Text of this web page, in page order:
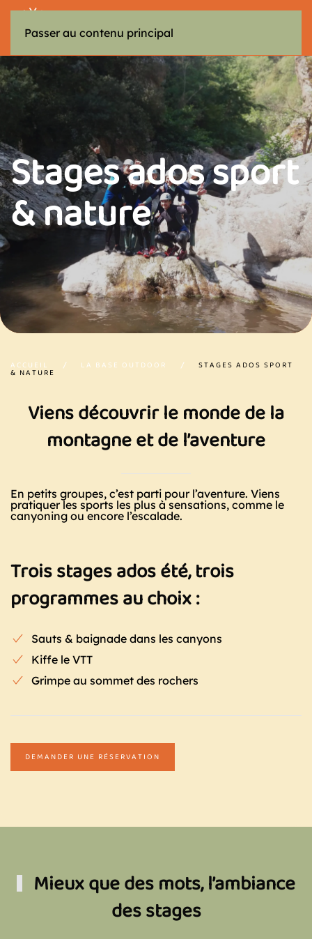
Passer au contenu principal
Stages ados sport
& nature
ACCUEIL LA BASE OUTDOOR STAGES ADOS SPORT
& NATURE
Viens découvrir le monde de la
montagne et de l’aventure
En petits groupes, c’est parti pour l’aventure. Viens
pratiquer les sports les plus à sensations, comme le
canyoning ou encore l’escalade.
Trois stages ados été, trois
programmes au choix :
Sauts & baignade dans les canyons
Kiffe le VTT
Grimpe au sommet des rochers
DEMANDER UNE RÉSERVATION
Mieux que des mots, l’ambiance
des stages